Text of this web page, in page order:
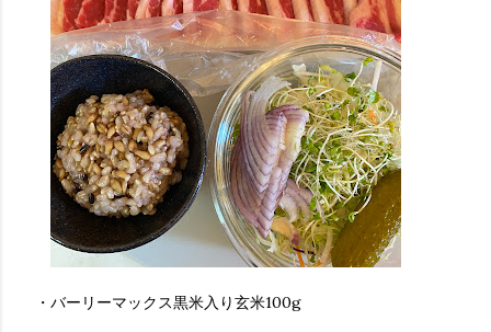
・バーリーマックス黒米入り玄米100g